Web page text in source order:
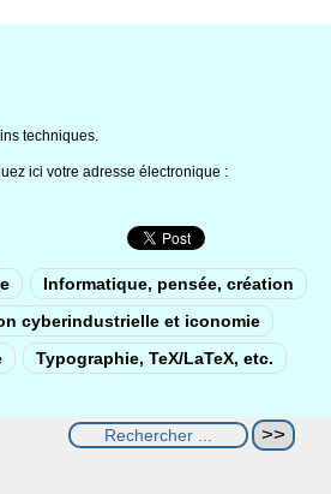
techniques.
ici votre adresse électronique :
Informatique, pensée, création
cyberindustrielle et iconomie
Typographie, TeX/LaTeX, etc.